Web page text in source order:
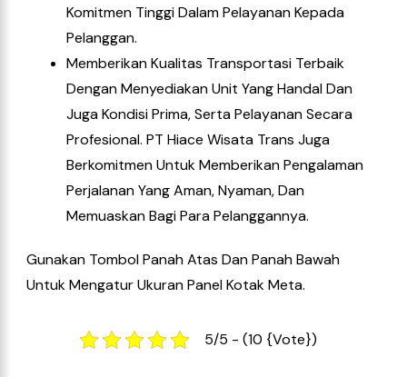
Komitmen Tinggi Dalam Pelayanan Kepada
Pelanggan.
Memberikan Kualitas Transportasi Terbaik
Dengan Menyediakan Unit Yang Handal Dan
Juga Kondisi Prima, Serta Pelayanan Secara
Profesional. PT Hiace Wisata Trans Juga
Berkomitmen Untuk Memberikan Pengalaman
Perjalanan Yang Aman, Nyaman, Dan
Memuaskan Bagi Para Pelanggannya.
Gunakan Tombol Panah Atas Dan Panah Bawah
Untuk Mengatur Ukuran Panel Kotak Meta.
5/5 - (10 {vote})